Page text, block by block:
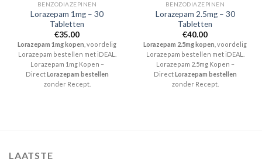
BENZODIAZEPINEN
Lorazepam 1mg – 30
Tabletten
€35.00
Lorazepam 1mg kopen , voordelig
Lorazepam bestellen met iDEAL.
Lorazepam 1mg Kopen –
DirectLorazepam bestellen
zonder Recept.
BENZODIAZEPINEN
Lorazepam 2.5mg – 30
Tabletten
€40.00
Lorazepam 2.5mg kopen , voordelig
Lorazepam bestellen met iDEAL.
Lorazepam 2.5mg Kopen –
DirectLorazepam bestellen
zonder Recept.
LAATSTE